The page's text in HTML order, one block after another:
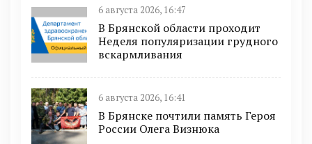
6 августа 2026, 16:47
В Брянской области проходит
Неделя популяризации грудного
вскармливания
6 августа 2026, 16:41
В Брянске почтили память Героя
России Олега Визнюка